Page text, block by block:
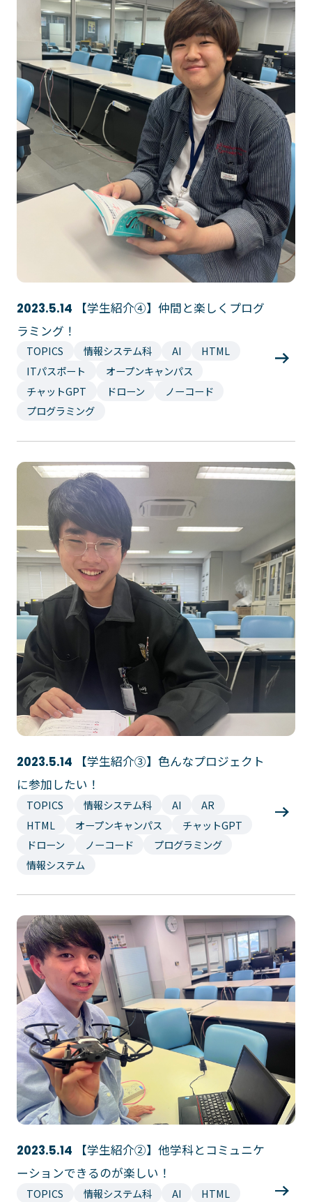
2023.5.14
【学生紹介④】仲間と楽しくプログ
ラミング！
TOPICS 情報システム科 AI
HTML
ITパスポート
オープンキャンパス
チャットGPT
ドローン
ノーコード
プログラミング
2023.5.14
【学生紹介③】色んなプロジェクト
に参加したい！
TOPICS 情報システム科 AI
AR
HTML
オープンキャンパス
チャットGPT
ドローン
ノーコード
プログラミング
情報システム
2023.5.14
【学生紹介②】他学科とコミュニケ
ーションできるのが楽しい！
TOPICS 情報システム科 AI
HTML